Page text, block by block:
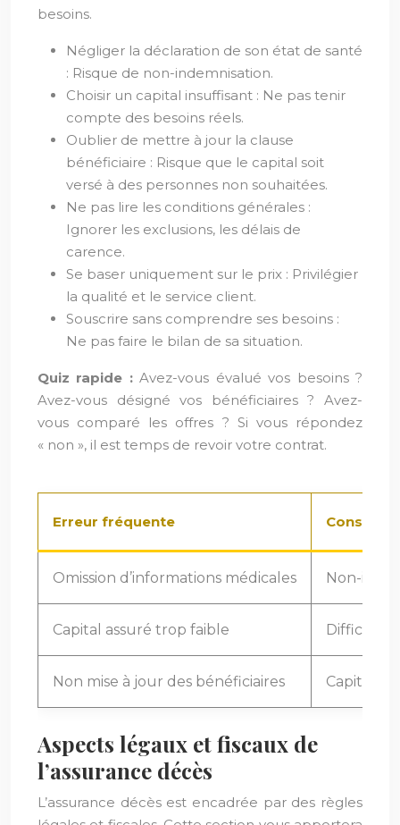
besoins.
Négliger la déclaration de son état de santé
: Risque de non-indemnisation.
Choisir un capital insuffisant : Ne pas tenir
compte des besoins réels.
Oublier de mettre à jour la clause
bénéficiaire : Risque que le capital soit
versé à des personnes non souhaitées.
Ne pas lire les conditions générales :
Ignorer les exclusions, les délais de
carence.
Se baser uniquement sur le prix : Privilégier
la qualité et le service client.
Souscrire sans comprendre ses besoins :
Ne pas faire le bilan de sa situation.
Quiz rapide :Avez-vous évalué vos besoins ?
Avez-vous désigné vos bénéficiaires ? Avez-
vous comparé les offres ? Si vous répondez
« non », il est temps de revoir votre contrat.
Erreur fréquente
Omission d’informations médicales Non-
Capital assuré trop faible
Non mise à jour des bénéficiaires Capital
Aspects légaux et fiscaux de
l’assurance décès
L’assurance décès est encadrée par des règles